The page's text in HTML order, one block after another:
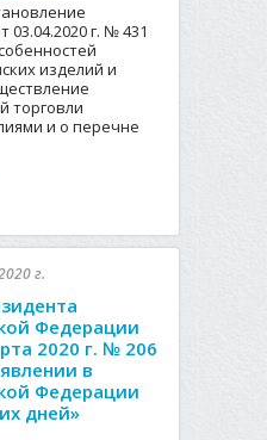
г. № 431
изделий и
торговли
и о перечне
г.
Федерации
2020 г. № 206
в
Федерации
дней»